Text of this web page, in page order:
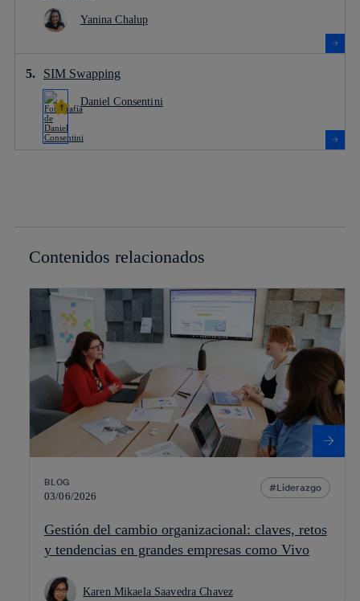
Yanina Chalup
SIM Swapping
Daniel Consentini
Contenidos relacionados
BLOG
03/06/2026
Liderazgo
Gestión del cambio organizacional: claves, retos
y tendencias en grandes empresas como Vivo
Karen Mikaela Saavedra Chavez